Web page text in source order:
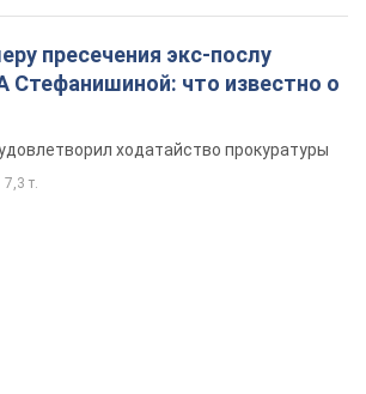
пресечения экс-послу
что известно о
ходатайство прокуратуры
7,3 т.